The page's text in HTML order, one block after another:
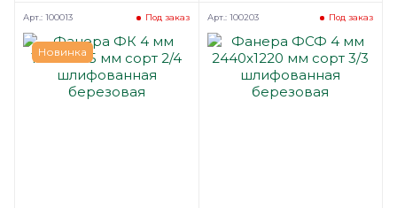
Новинка
Под заказ
Арт.: 100013 Под заказ
Арт.: 100203